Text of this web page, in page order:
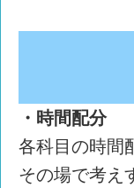
・時間配分
各科目の時間
その場で考え